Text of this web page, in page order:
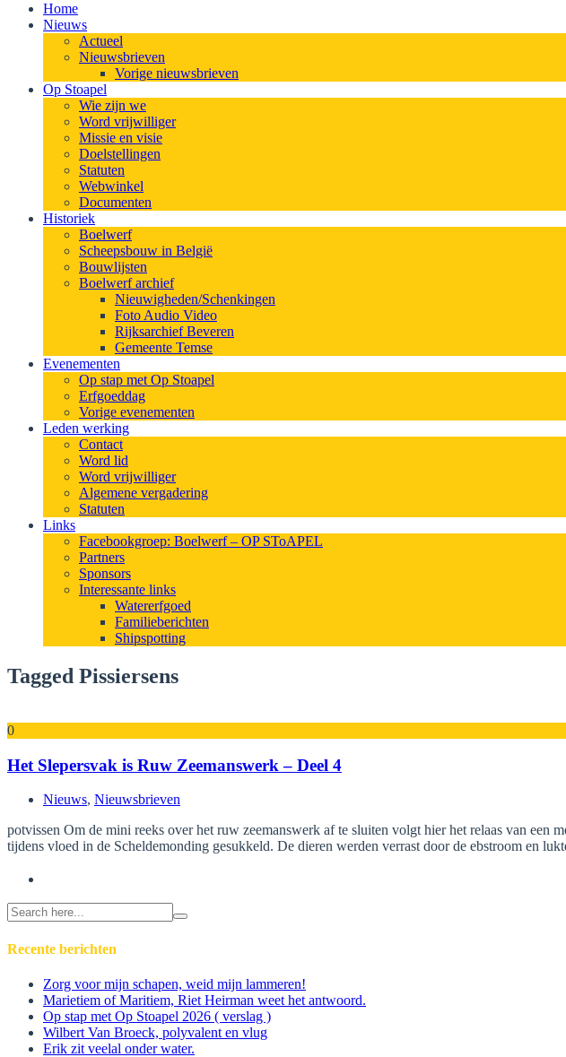
Home
Nieuws
Actueel
Nieuwsbrieven
Vorige nieuwsbrieven
Op Stoapel
Wie zijn we
Word vrijwilliger
Missie en visie
Doelstellingen
Statuten
Webwinkel
Documenten
Historiek
Boelwerf
Scheepsbouw in België
Bouwlijsten
Boelwerf archief
Nieuwigheden/Schenkingen
Foto Audio Video
Rijksarchief Beveren
Gemeente Temse
Evenementen
Op stap met Op Stoapel
Erfgoeddag
Vorige evenementen
Leden werking
Contact
Word lid
Word vrijwilliger
Algemene vergadering
Statuten
Links
Facebookgroep: Boelwerf – OP SToAPEL
Partners
Sponsors
Interessante links
Watererfgoed
Familieberichten
Shipspotting
Tagged Pissiersens
0
Het Slepersvak is Ruw Zeemanswerk – Deel 4
Nieuws, Nieuwsbrieven
potvissen Om de mini reeks over het ruw zeemanswerk af te sluiten volgt hier het relaas van
tijdens vloed in de Scheldemonding gesukkeld. De dieren werden verrast door de ebstroom en
Search
for:
Recente berichten
Zorg voor mijn schapen, weid mijn lammeren!
Marietiem of Maritiem, Riet Heirman weet het antwoord.
Op stap met Op Stoapel 2026 ( verslag )
Wilbert Van Broeck, polyvalent en vlug
Erik zit veelal onder water.